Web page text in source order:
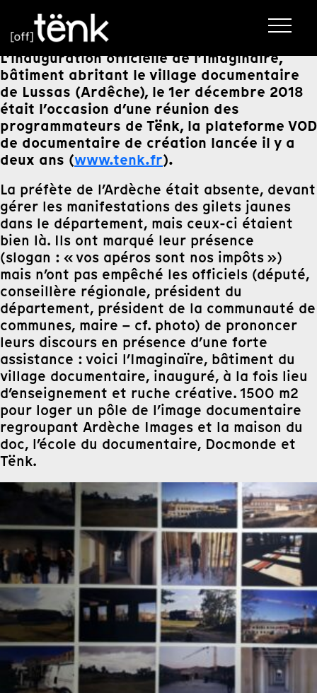
L’inauguration officielle de l’Imaginaïre,
bâtiment abritant le village documentaire
de Lussas (Ardêche), le 1er décembre 2018
était l’occasion d’une réunion des
programmateurs de Tënk, la plateforme VOD
de documentaire de création lancée il y a
deux ans (www.tenk.fr).
La préfète de l’Ardèche était absente, devant
gérer les manifestations des gilets jaunes
dans le département, mais ceux-ci étaient
bien là. Ils ont marqué leur présence
(slogan : « vos apéros sont nos impôts »)
mais n’ont pas empêché les officiels (député,
conseillère régionale, président du
département, président de la communauté de
communes, maire – cf. photo) de prononcer
leurs discours en présence d’une forte
assistance : voici l’Imaginaïre, bâtiment du
village documentaire, inauguré, à la fois lieu
d’enseignement et ruche créative. 1500 m2
pour loger un pôle de l’image documentaire
regroupant Ardèche Images et la maison du
doc, l’école du documentaire, Docmonde et
Tënk.